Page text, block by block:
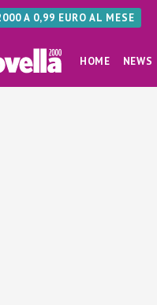
A 0,99 EURO AL MESE
HOME NEWS